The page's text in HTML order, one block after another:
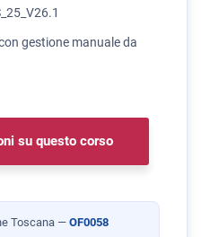
gestione manuale da
su questo corso
Toscana — OF0058